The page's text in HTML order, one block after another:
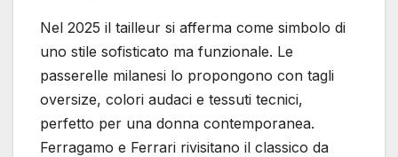
Nel 2025 il tailleur si afferma come simbolo di
uno stile sofisticato ma funzionale. Le
passerelle milanesi lo propongono con tagli
oversize, colori audaci e tessuti tecnici,
perfetto per una donna contemporanea.
Ferragamo e Ferrari rivisitano il classico da